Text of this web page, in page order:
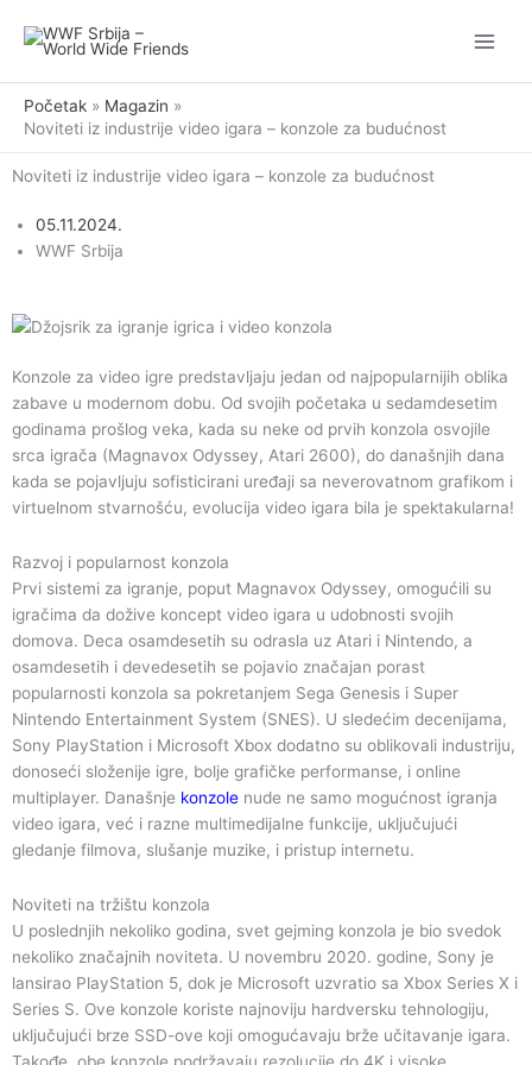
Početak
Magazin
Noviteti iz industrije video igara – konzole za budućnost
Noviteti iz industrije video igara – konzole za budućnost
05.11.2024.
WWF Srbija
Konzole za video igre predstavljaju jedan od najpopularnijih oblika
zabave u modernom dobu. Od svojih početaka u sedamdesetim
godinama prošlog veka, kada su neke od prvih konzola osvojile
srca igrača (Magnavox Odyssey, Atari 2600), do današnjih dana
kada se pojavljuju sofisticirani uređaji sa neverovatnom grafikom i
virtuelnom stvarnošću, evolucija video igara bila je spektakularna!
Razvoj i popularnost konzola
Prvi sistemi za igranje, poput Magnavox Odyssey, omogućili su
igračima da dožive koncept video igara u udobnosti svojih
domova. Deca osamdesetih su odrasla uz Atari i Nintendo, a
osamdesetih i devedesetih se pojavio značajan porast
popularnosti konzola sa pokretanjem Sega Genesis i Super
Nintendo Entertainment System (SNES). U sledećim decenijama,
Sony PlayStation i Microsoft Xbox dodatno su oblikovali industriju,
donoseći složenije igre, bolje grafičke performanse, i online
multiplayer. Današnje konzole nude ne samo mogućnost igranja
video igara, već i razne multimedijalne funkcije, uključujući
gledanje filmova, slušanje muzike, i pristup internetu.
Noviteti na tržištu konzola
U poslednjih nekoliko godina, svet gejming konzola je bio svedok
nekoliko značajnih noviteta. U novembru 2020. godine, Sony je
lansirao PlayStation 5, dok je Microsoft uzvratio sa Xbox Series X i
Series S. Ove konzole koriste najnoviju hardversku tehnologiju,
uključujući brze SSD-ove koji omogućavaju brže učitavanje igara.
Takođe, obe konzole podržavaju rezolucije do 4K i visoke